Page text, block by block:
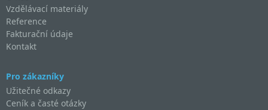
Vzdělávací materiály
Reference
Fakturační údaje
Kontakt
Pro zákazníky
Užitečné odkazy
Ceník a časté otázky